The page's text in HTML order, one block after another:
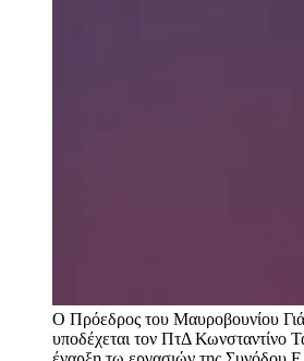
Ο Πρόεδρος του Μαυροβουνίου
υποδέχεται τον ΠτΔ Κωνσταντίνο